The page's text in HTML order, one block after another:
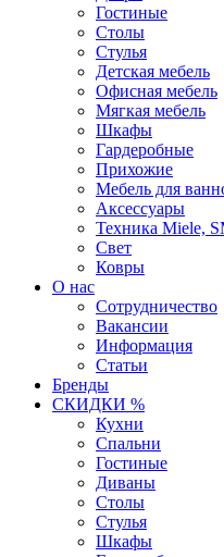
Гостиные
Столы
Стулья
Детская мебель
Офисная мебель
Мягкая мебель
Шкафы
Гардеробные
Прихожие
Мебель для
Аксессуары
Техника Miele,
Свет
Ковры
О нас
Сотрудничество
Вакансии
Информация
Статьи
Бренды
СКИДКИ %
Кухни
Спальни
Гостиные
Диваны
Столы
Стулья
Шкафы